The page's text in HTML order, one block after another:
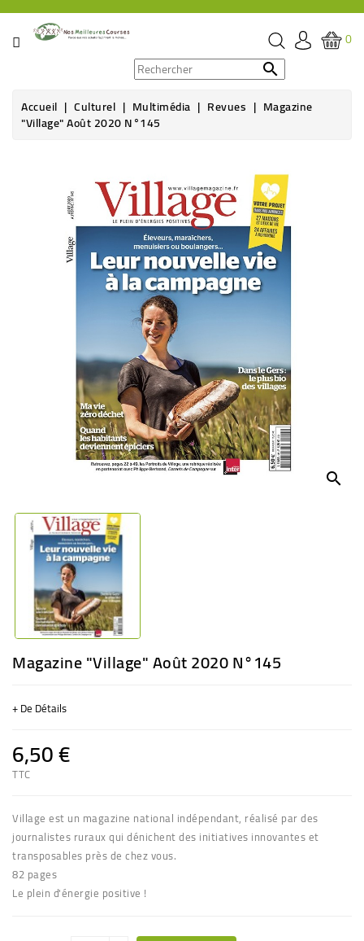
CATÉGORIE
ÉPICERIE
BOISSON
HYGIÈNE
0

Accueil Culturel Multimédia Revues Magazine
"Village" Août 2020 N°145
search
Magazine "Village" Août 2020 N°145
+ De Détails
6,50 €
TTC
Village est un magazine national indépendant, réalisé par des
journalistes ruraux qui dénichent des initiatives innovantes et
transposables près de chez vous.
82 pages
Le plein d'énergie positive !